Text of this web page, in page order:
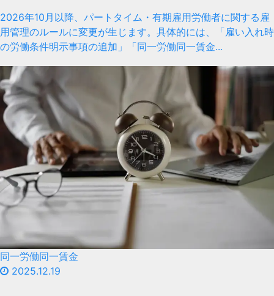
2026年10月以降、パートタイム・有期雇用労働者に関する雇
用管理のルールに変更が生じます。具体的には、「雇い入れ時
の労働条件明示事項の追加」「同一労働同一賃金...
同一労働同一賃金
2025.12.19